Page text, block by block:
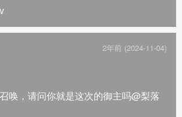
2年前 (2024-11-04)
唤，请问你就是这次的御主吗@梨落